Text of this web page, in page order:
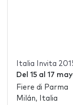
Italia Invita
Del 15al 17
Fiere di Parma
Milán, Italia